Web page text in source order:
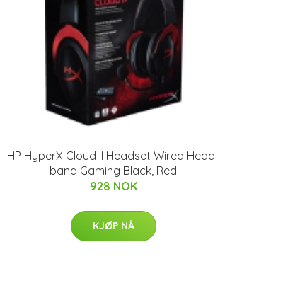
HP HyperX Cloud II Headset Wired Head-
band Gaming Black, Red
928 NOK
KJØP NÅ